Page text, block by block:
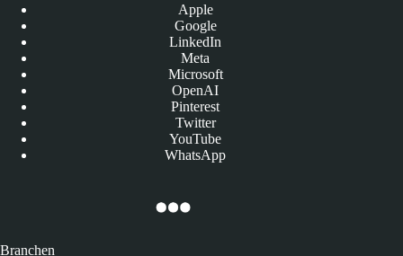
Apple
Google
LinkedIn
Meta
Microsoft
OpenAI
Pinterest
Twitter
YouTube
WhatsApp
Branchen